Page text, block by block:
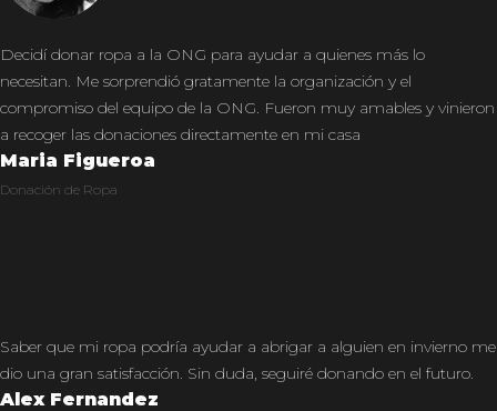
Decidí donar ropa a la ONG para ayudar a quienes más lo
necesitan. Me sorprendió gratamente la organización y el
compromiso del equipo de la ONG. Fueron muy amables y vinieron
a recoger las donaciones directamente en mi casa
Maria Figueroa
Donación de Ropa
Saber que mi ropa podría ayudar a abrigar a alguien en invierno me
dio una gran satisfacción. Sin duda, seguiré donando en el futuro.
Alex Fernandez